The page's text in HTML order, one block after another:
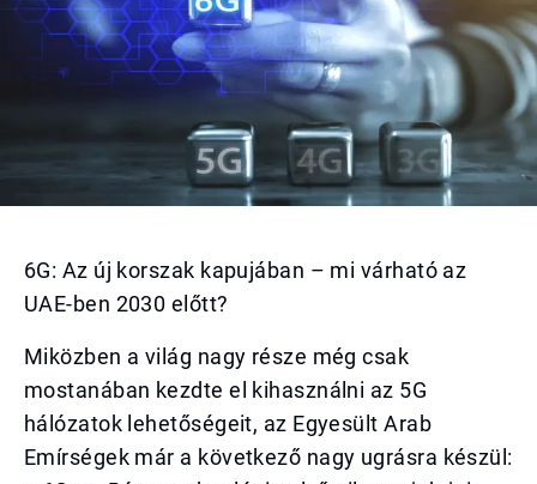
6G: Az új korszak kapujában – mi várható az
UAE-ben 2030 előtt?
Miközben a világ nagy része még csak
mostanában kezdte el kihasználni az 5G
hálózatok lehetőségeit, az Egyesült Arab
Emírségek már a következő nagy ugrásra készül: